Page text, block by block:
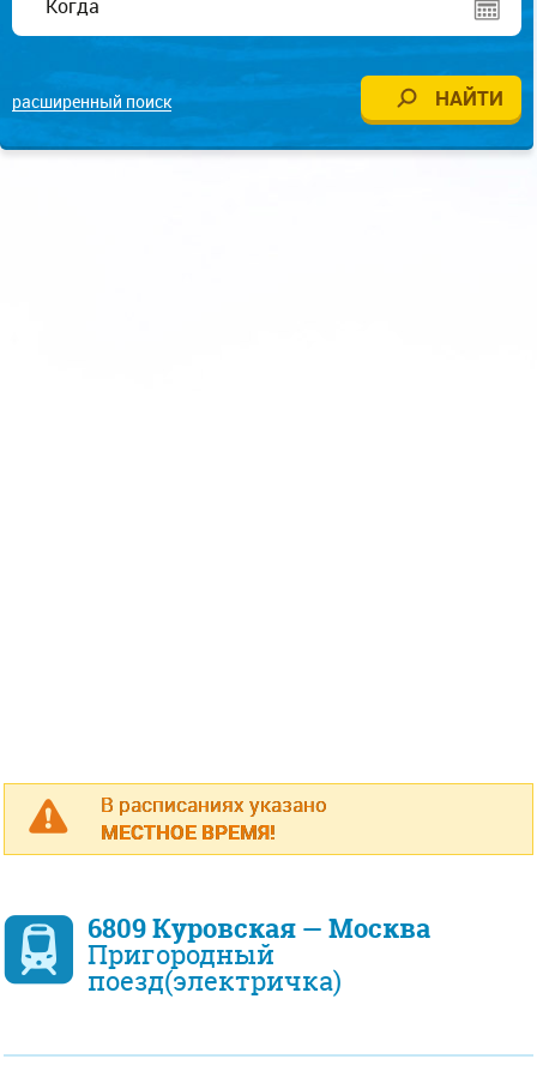
расширенный поиск
В расписаниях указано
МЕСТНОЕ ВРЕМЯ!
6809 Куровская — Москва
Пригородный
поезд(электричка)